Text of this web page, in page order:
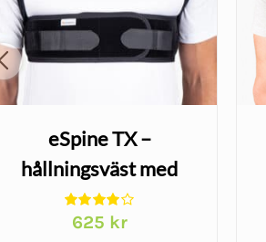
eSpine TX –
hållningsväst med
Airmesh för
bröstryggen
625 kr